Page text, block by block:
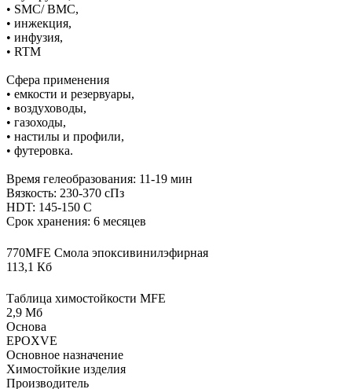
• SMC/ BMC,
• инжекция,
• инфузия,
• RTM
Сфера применения
• емкости и резервуары,
• воздуховоды,
• газоходы,
• настилы и профили,
• футеровка.
Время гелеобразования: 11-19 мин
Вязкость: 230-370 сПз
HDT: 145-150 С
Срок хранения: 6 месяцев
770MFE Смола эпоксивинилэфирная
113,1 Кб
Таблица химостойкости MFE
2,9 Мб
Основа
EPOXVE
Основное назначение
Химостойкие изделия
Производитель